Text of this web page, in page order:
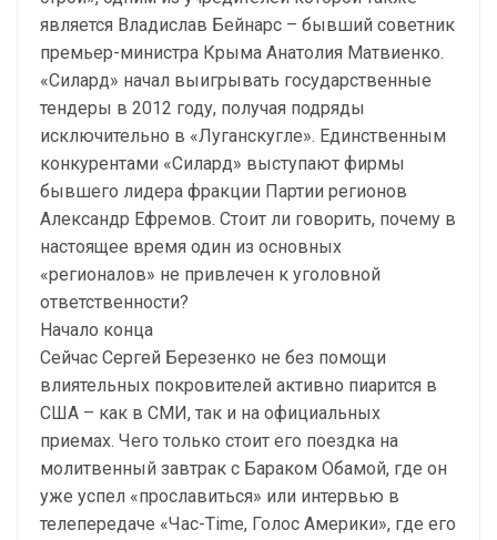
является Владислав Бейнарс – бывший советник
премьер-министра Крыма Анатолия Матвиенко.
«Силард» начал выигрывать государственные
тендеры в 2012 году, получая подряды
исключительно в «Луганскугле». Единственным
конкурентами «Силард» выступают фирмы
бывшего лидера фракции Партии регионов
Александр Ефремов. Стоит ли говорить, почему в
настоящее время один из основных
«регионалов» не привлечен к уголовной
ответственности?
Начало конца
Сейчас Сергей Березенко не без помощи
влиятельных покровителей активно пиарится в
США – как в СМИ, так и на официальных
приемах. Чего только стоит его поездка на
молитвенный завтрак с Бараком Обамой, где он
уже успел «прославиться» или интервью в
телепередаче «Час-Time, Голос Америки», где его